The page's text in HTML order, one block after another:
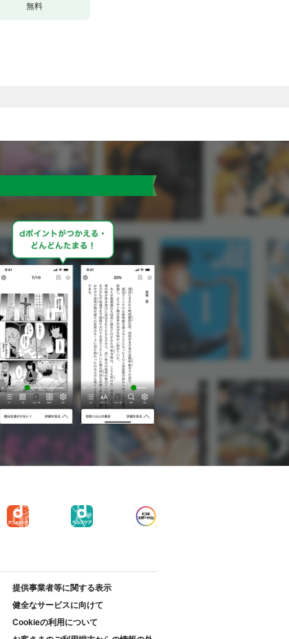
無料
提供事業者等に関する表示
健全なサービスに向けて
Cookieの利用について